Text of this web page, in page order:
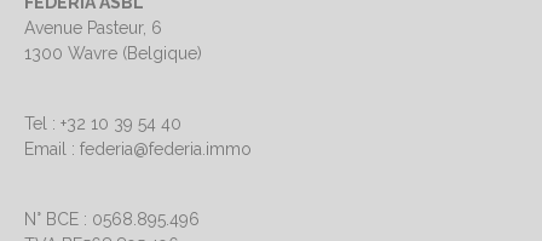
Avenue Pasteur, 6
1300 Wavre (Belgique)
Tel : +32 10 39 54 40
Email : federia@federia.immo
N° BCE : 0568.895.496